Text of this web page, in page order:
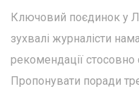
Ключовий поєдинок у
зухвалі журналісти
рекомендації стосовно
Пропонувати поради